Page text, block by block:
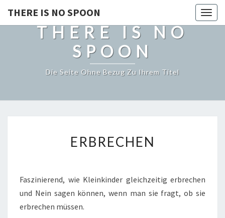
THERE IS NO SPOON
THERE IS NO
SPOON
Die Seite Ohne Bezug Zu Ihrem Titel
ERBRECHEN
Faszinierend, wie Kleinkinder gleichzeitig erbrechen
und Nein sagen können, wenn man sie fragt, ob sie
erbrechen müssen.